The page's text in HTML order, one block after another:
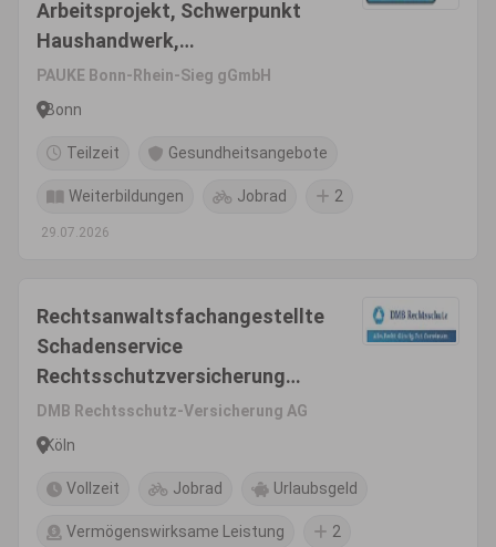
Arbeitsprojekt, Schwerpunkt
Haushandwerk,
Hausmeisterservice,
Wäschepflege
PAUKE Bonn-Rhein-Sieg gGmbH
Bonn
Teilzeit Gesundheitsangebote
Weiterbildungen Jobrad 2
29.07.2026
Rechtsanwaltsfachangestellte
Schadenservice
Rechtsschutzversicherung
(m/w/d)
DMB Rechtsschutz-Versicherung AG
Köln
Vollzeit Jobrad Urlaubsgeld
Vermögenswirksame Leistung 2